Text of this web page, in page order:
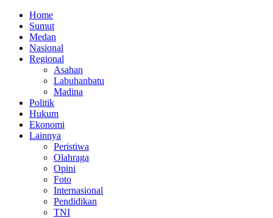
Home
Sumut
Medan
Nasional
Regional
Asahan
Labuhanbatu
Madina
Politik
Hukum
Ekonomi
Lainnya
Peristiwa
Olahraga
Opini
Foto
Internasional
Pendidikan
TNI